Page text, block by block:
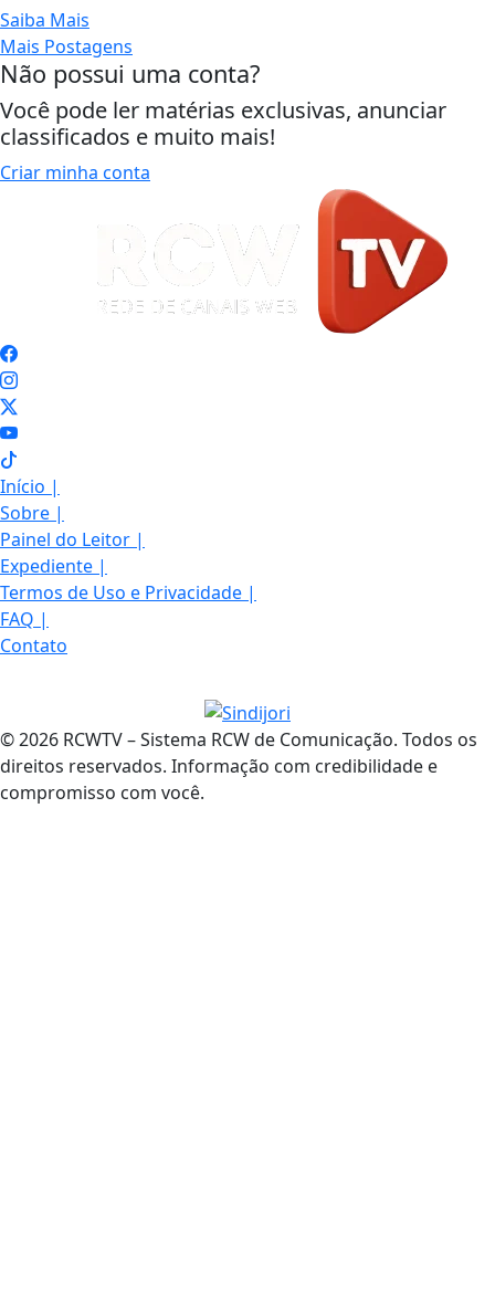
Saiba Mais
Mais Postagens
Não possui uma conta?
Você pode ler matérias exclusivas, anunciar
classificados e muito mais!
Criar minha conta
Início |
Sobre |
Painel do Leitor |
Expediente |
Termos de Uso e Privacidade |
FAQ |
Contato
© 2026 RCWTV – Sistema RCW de Comunicação. Todos os
direitos reservados. Informação com credibilidade e
compromisso com você.